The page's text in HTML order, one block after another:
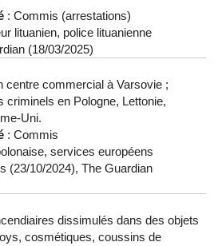
: Commis (arrestations)
lituanien, police lituanienne
(18/03/2025)
centre commercial à Varsovie ;
criminels en Pologne, Lettonie,
Uni.
: Commis
services européens
(23/10/2024), The Guardian
dissimulés dans des objets
cosmétiques, coussins de